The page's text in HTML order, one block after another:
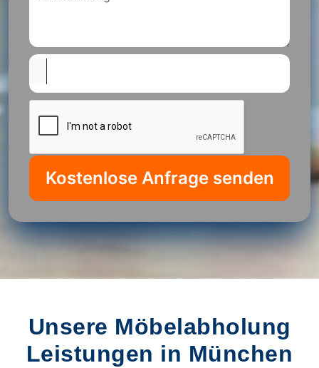
Kostenlose Anfrage senden
Unsere Möbelabholung
Leistungen in München